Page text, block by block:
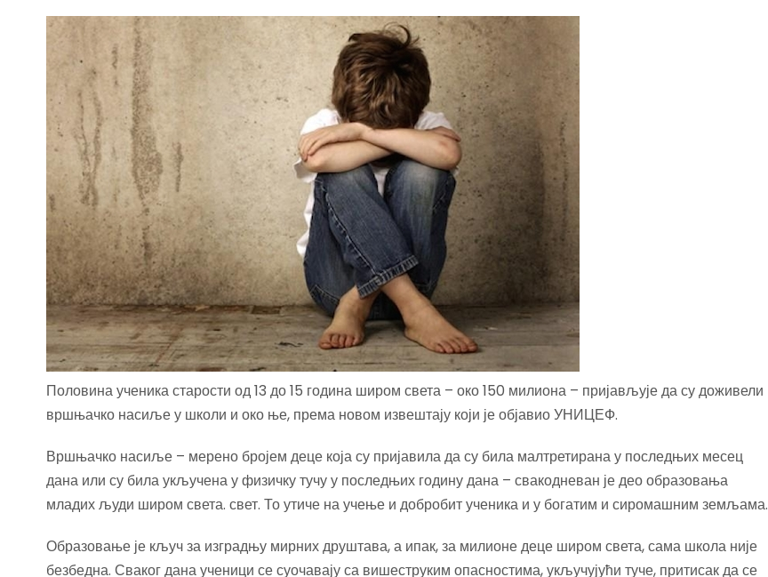
Половина ученика старости од 13 до 15 година широм света – око 150 милиона – пријављује да су доживели
вршњачко насиље у школи и око ње, према новом извештају који је објавио УНИЦЕФ.
Вршњачко насиље – мерено бројем деце која су пријавила да су била малтретирана у последњих месец
дана или су била укључена у физичку тучу у последњих годину дана – свакодневан је део образовања
младих људи широм света. свет. То утиче на учење и добробит ученика и у богатим и сиромашним земљама.
Образовање је кључ за изградњу мирних друштава, а ипак, за милионе деце широм света, сама школа није
безбедна. Сваког дана ученици се суочавају са вишеструким опасностима, укључујући туче, притисак да се